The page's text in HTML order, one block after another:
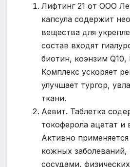
Лифтинг 21 от ООО
капсула содержит
вещества для
состав входят
биотин, коэнзим
Комплекс ускоряет
улучшает тургор,
ткани.
Аевит. Таблетка
токоферола ацетат и
Активно
кожных заболеваний,
сосудами,